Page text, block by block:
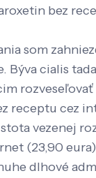
bez
som
cialis
cez
vezenej
(23,90
dlhové